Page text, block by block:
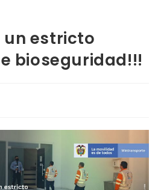
estricto
bioseguridad!!!